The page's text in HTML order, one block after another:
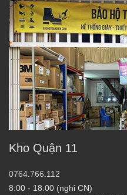
Kho Quận 11
0764.766.112
8:00 - 18:00 (nghỉ CN)